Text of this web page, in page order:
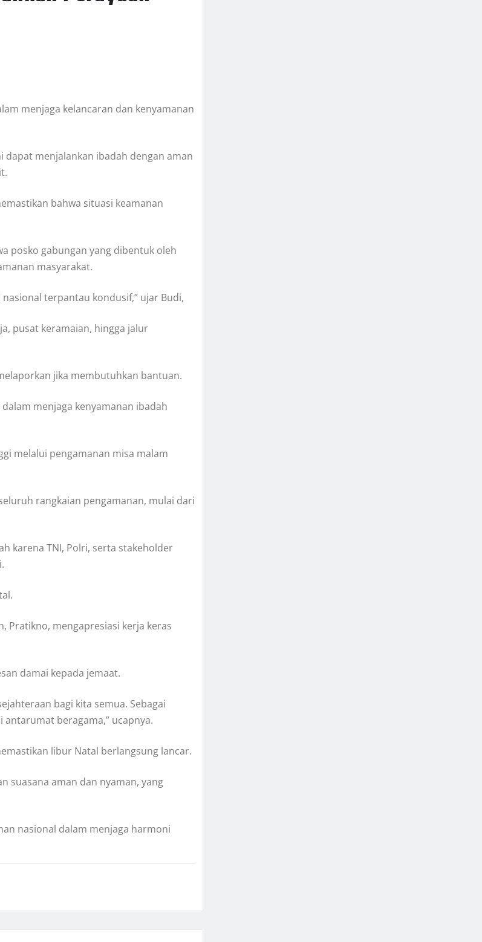
menjaga kelancaran dan kenyamanan
menjalankan ibadah dengan aman
bahwa situasi keamanan
posko gabungan yang dibentuk oleh
masyarakat.
terpantau kondusif,” ujar Budi,
pusat keramaian, hingga jalur
jika membutuhkan bantuan.
menjaga kenyamanan ibadah
melalui pengamanan misa malam
rangkaian pengamanan, mulai dari
karena TNI, Polri, serta stakeholder
Pratikno, mengapresiasi kerja keras
damai kepada jemaat.
bagi kita semua. Sebagai
antarumat beragama,” ucapnya.
libur Natal berlangsung lancar.
suasana aman dan nyaman, yang
nasional dalam menjaga harmoni